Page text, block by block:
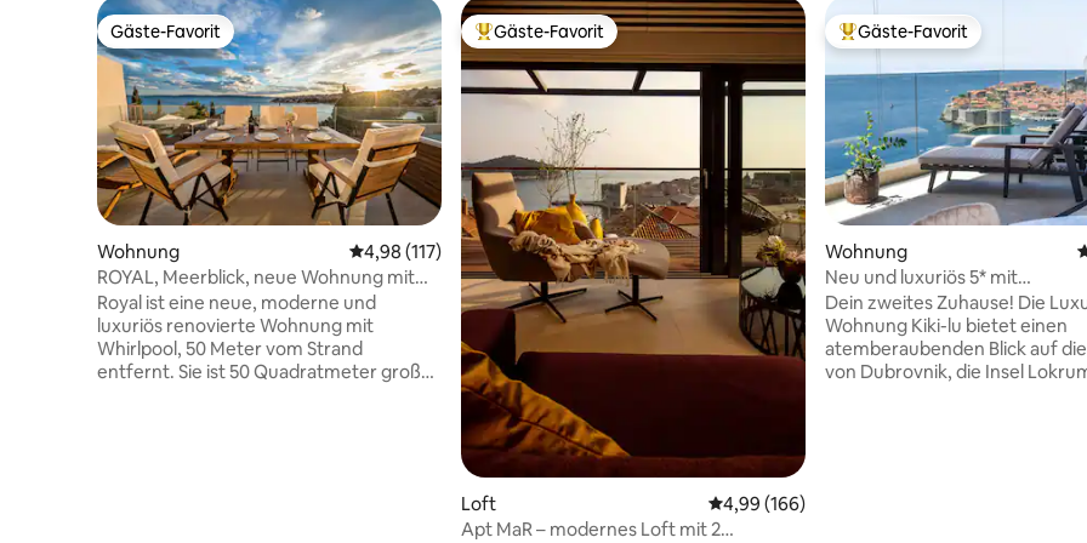
Gäste-Favorit
Gäste-Favorit
Wohnung Durchschnittliche Bewertung: 4,98 von 5, 117 Bewertungen
4,98 (117)
ROYAL, Meerblick, neue Wohnung mit
Whirlpool
Royal ist eine neue, moderne und
luxuriös renovierte Wohnung mit
Whirlpool, 50 Meter vom Strand
entfernt. Sie ist 50 Quadratmeter groß
Beliebter Gäste-Favorit.
Gäste-Favorit
Loft Durchschnittliche Bewertung: 4,99 von 5,
4,99 (166)
Apt MaR – modernes Loft mit 2
Beliebter Gäste-Favorit.
Gäste-Favorit
Wohnung
Neu und luxuriös 5* mit
atemberaubender Aussicht –
Apart
Dein zweites Zuhause! Die
Wohnung Kiki-lu bietet einen
atemberaubenden Blick auf
von Dubrovnik, die Insel